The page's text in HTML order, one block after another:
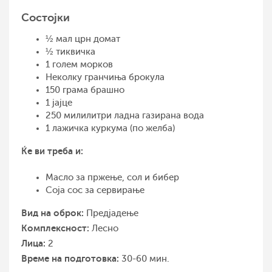
Состојки
½ мал црн домат
½ тиквичка
1 голем морков
Неколку гранчиња брокула
150 грама брашно
1 јајце
250 милилитри ладна газирана вода
1 лажичка куркума (по желба)
Ќе ви треба и:
Масло за пржење, сол и бибер
Соја сос за сервирање
Вид на оброк: Предјадење
Комплексност: Лесно
Лица: 2
Време на подготовка: 30-60 мин.